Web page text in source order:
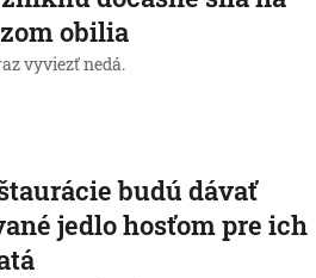
obilia
vyviezť nedá.
budú dávať
jedlo hosťom pre ich